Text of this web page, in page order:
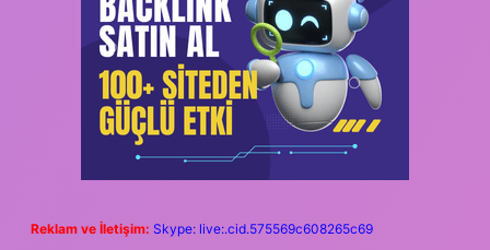
Reklam ve İletişim: Skype: live:.cid.575569c608265c69